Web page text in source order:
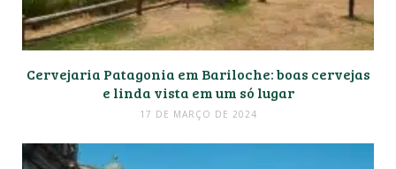
Cervejaria Patagonia em Bariloche: boas cervejas
e linda vista em um só lugar
17 DE MARÇO DE 2024